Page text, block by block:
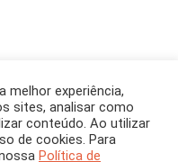
melhor experiência,
sites, analisar como
conteúdo. Ao utilizar
de cookies. Para
Política de